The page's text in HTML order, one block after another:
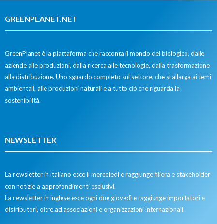
GREENPLANET.NET
GreenPlanet è la piattaforma che racconta il mondo del biologico, dalle
aziende alle produzioni, dalla ricerca alle tecnologie, dalla trasformazione
alla distribuzione. Uno sguardo completo sul settore, che si allarga ai temi
ambientali, alle produzioni naturali e a tutto ciò che riguarda la
sostenibilità.
NEWSLETTER
La newsletter in italiano esce il mercoledì e raggiunge filiera e stakeholder
con notizie a approfondimenti esclusivi.
La newsletter in inglese esce ogni due giovedì e raggiunge importatori e
distributori, oltre ad associazioni e organizzazioni internazionali.